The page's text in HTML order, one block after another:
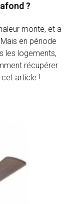
?
monte, et a
en période
les logements,
récupérer
article !